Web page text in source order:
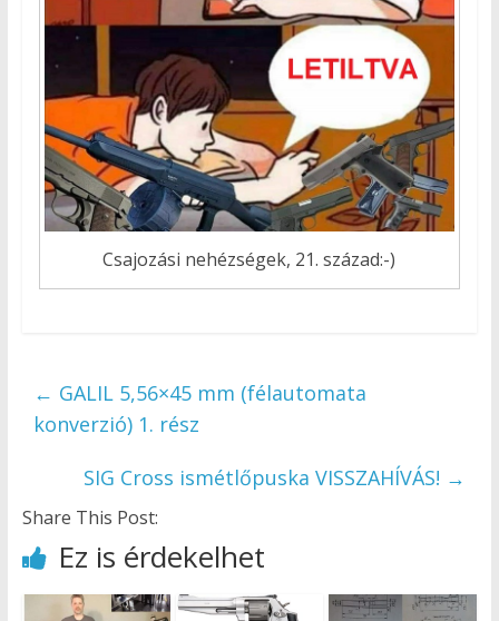
Csajozási nehézségek, 21. század:-)
← GALIL 5,56×45 mm (félautomata
konverzió) 1. rész
SIG Cross ismétlőpuska VISSZAHÍVÁS! →
Share This Post:
Ez is érdekelhet